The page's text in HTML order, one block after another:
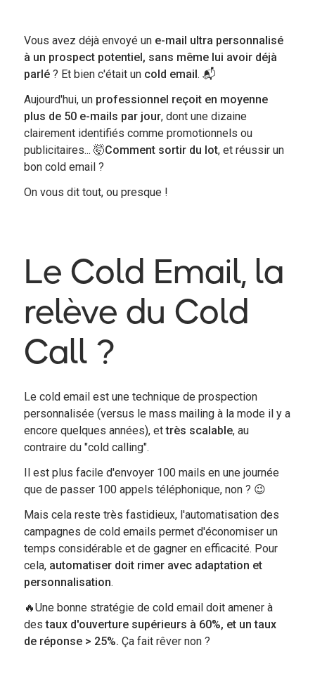
Vous avez déjà envoyé un e-mail ultra personnalisé
à un prospect potentiel, sans même lui avoir déjà
parlé? Et bien c'était un cold email . 📬
Aujourd'hui, un professionnel reçoit en moyenne
plus de 50 e-mails par jour, dont une dizaine
clairement identifiés comme promotionnels ou
publicitaires... 🤯Comment sortir du lot, et réussir un
bon cold email ?
On vous dit tout, ou presque !
Le Cold Email, la
relève du Cold
Call ?
Le cold email est une technique de prospection
personnalisée (versus le mass mailing à la mode il y a
encore quelques années), ettrès scalable, au
contraire du "cold calling".
Il est plus facile d'envoyer 100 mails en une journée
que de passer 100 appels téléphonique, non ? 😉
Mais cela reste très fastidieux, l'automatisation des
campagnes de cold emails permet d'économiser un
temps considérable et de gagner en efficacité. Pour
cela, automatiser doit rimer avec adaptation et
personnalisation.
🔥Une bonne stratégie de cold email doit amener à
destaux d'ouverture supérieurs à 60%, et un taux
de réponse > 25%. Ça fait rêver non ?